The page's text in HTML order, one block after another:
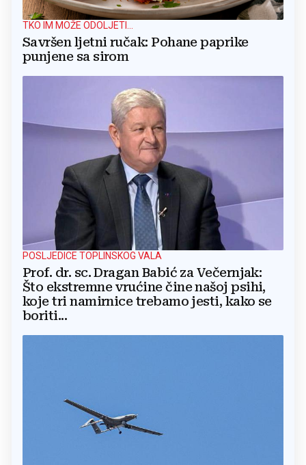
TKO IM MOŽE ODOLJETI...
Savršen ljetni ručak: Pohane paprike
punjene sa sirom
POSLJEDICE TOPLINSKOG VALA
Prof. dr. sc. Dragan Babić za Večernjak:
Što ekstremne vrućine čine našoj psihi,
koje tri namirnice trebamo jesti, kako se
boriti...